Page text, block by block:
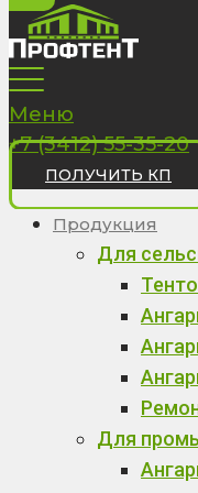
Меню
+7 (3412) 55-35-20
ПОЛУЧИТЬ КП
Продукция
Для
Для